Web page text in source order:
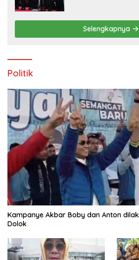
Selengkapnya
Politik
Kampanye Akbar Boby dan Anton
Dolok